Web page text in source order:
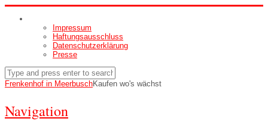
Impressum
Haftungsausschluss
Datenschutzerklärung
Presse
Frenkenhof in MeerbuschKaufen wo's wächst
Navigation